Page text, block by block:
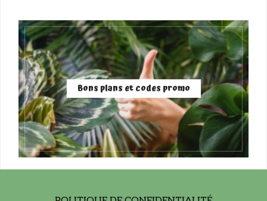
Bons plans et codes promo